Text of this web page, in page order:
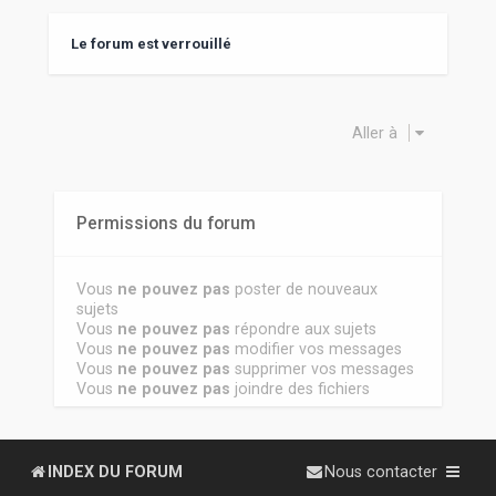
Le forum est verrouillé
Aller à
Permissions du forum
Vous ne pouvez pas poster de nouveaux
sujets
Vous ne pouvez pas répondre aux sujets
Vous ne pouvez pas modifier vos messages
Vous ne pouvez pas supprimer vos messages
Vous ne pouvez pas joindre des fichiers
INDEX DU FORUM Nous contacter